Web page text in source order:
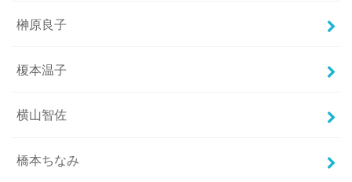
榊原良子
榎本温子
横山智佐
橋本ちなみ